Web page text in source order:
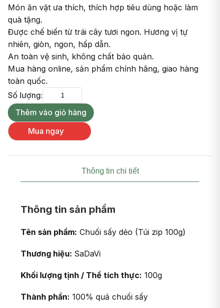
Món ăn vặt ưa thích, thích hợp tiêu dùng hoặc làm
quà tặng.
Được chế biến từ trái cây tươi ngon. Hương vị tự
nhiên, giòn, ngon, hấp dẫn.
An toàn vệ sinh, không chất bảo quản.
Mua hàng online, sản phẩm chính hãng, giao hàng
toàn quốc.
Số lượng:
Thêm vào giỏ hàng
Mua ngay
Thông tin chi tiết
Thông tin sản phẩm
Tên sản phẩm: Chuối sấy dẻo (Túi zip 100g)
Thương hiệu: SaDaVi
Khối lượng tịnh / Thể tích thực: 100g
Thành phần: 100% quả chuối sấy